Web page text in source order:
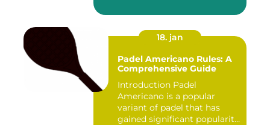
18. jan
Padel Americano Rules: A
Comprehensive Guide
Introduction Padel
Americano is a popular
variant of padel that has
gained significant popularity